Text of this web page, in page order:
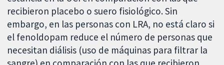
recibieron placebo o suero fisiológico. Sin
embargo, en las personas con LRA, no está claro si
el fenoldopam reduce el número de personas que
necesitan diálisis (uso de máquinas para filtrar la